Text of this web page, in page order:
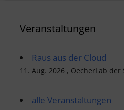
Veranstaltungen
Raus aus der Cloud
11. Aug. 2026 , OecherLab
alle Veranstaltungen